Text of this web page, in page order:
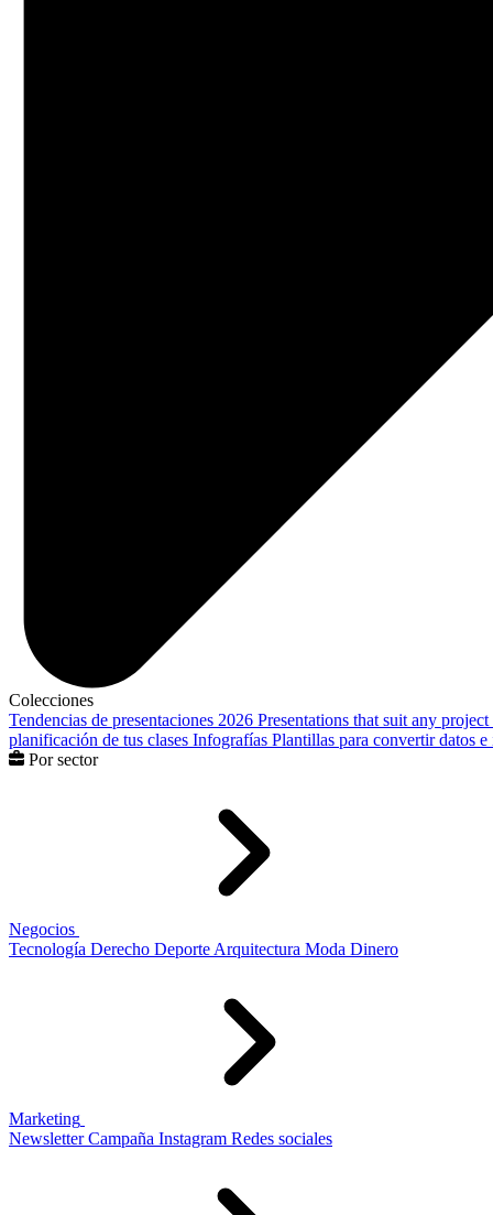
Colecciones
Tendencias de presentaciones 2026 Presentations that suit any project
planificación de tus clases Infografías Plantillas para convertir datos
Por sector
Negocios
Tecnología Derecho Deporte Arquitectura Moda Dinero
Marketing
Newsletter Campaña Instagram Redes sociales